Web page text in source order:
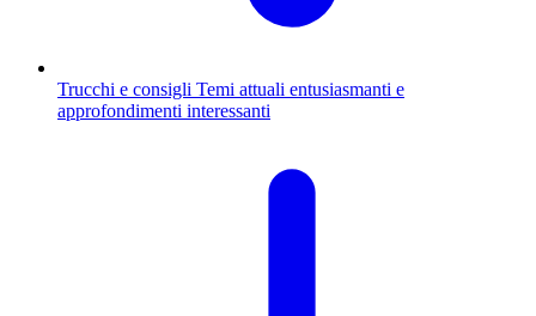
Trucchi e consigli Temi attuali entusiasmanti e
approfondimenti interessanti